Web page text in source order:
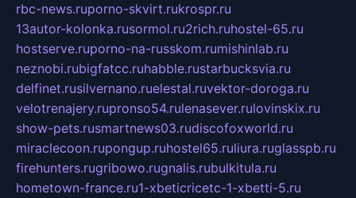
rbc-news.ruporno-skvirt.rukrospr.ru
13autor-kolonka.rusormol.ru2rich.ruhostel-65.ru
hostserve.ruporno-na-russkom.rumishinlab.ru
neznobi.rubigfatcc.ruhabble.rustarbucksvia.ru
delfinet.rusilvernano.ruelestal.ruvektor-doroga.ru
velotrenajery.rupronso54.rulenasever.rulovinskix.ru
show-pets.rusmartnews03.rudiscofoxworld.ru
miraclecoon.rupongup.ruhostel65.ruliura.ruglasspb.ru
firehunters.rugribowo.rugnalis.rubulkitula.ru
hometown-france.ru1-xbeticricetc-1-xbetti-5.ru